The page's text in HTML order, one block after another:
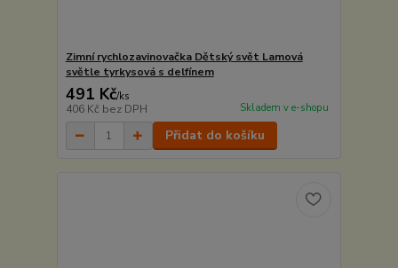
Zimní rychlozavinovačka Dětský svět Lamová
světle tyrkysová s delfínem
491 Kč/ks
406 Kč bez DPH Skladem v e-shopu
Přidat do košíku